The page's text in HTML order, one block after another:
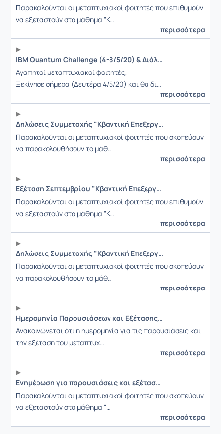
Παρακαλούνται οι μεταπτυχιακοί φοιτητές που επιθυμούν
να εξεταστούν στο μάθημα "Κ…
περισσότερα
IBM Quantum Challenge (4-8/5/20) & Διάλεξη για Κβαντικούς Υπολογιστές (7/5/20)
Αγαπητοί μεταπτυχιακοί φοιτητές,
Ξεκίνησε σήμερα (Δευτέρα 4/5/20) και θα δι…
περισσότερα
Δηλώσεις Συμμετοχής "Κβαντική Επεξεργασία Πληροφορίας"
Παρακαλούνται οι μεταπτυχιακοί φοιτητές που σκοπεύουν
να παρακολουθήσουν το μάθ…
περισσότερα
Εξέταση Σεπτεμβρίου "Κβαντική Επεξεργασία Πληροφορίας"
Παρακαλούνται οι μεταπτυχιακοί φοιτητές που επιθυμούν
να εξεταστούν στο μάθημα "Κ…
περισσότερα
Δηλώσεις Συμμετοχής "Κβαντική Επεξεργασία Πληροφορίας"
Παρακαλούνται οι μεταπτυχιακοί φοιτητές που σκοπεύουν
να παρακολουθήσουν το μάθ…
περισσότερα
Ημερομηνία Παρουσιάσεων και Εξέτασης (5/7/18)
Ανακοινώνεται ότι η ημερομηνία για τις παρουσιάσεις και
την εξέταση του μεταπτυχ…
περισσότερα
Ενημέρωση για παρουσιάσεις και εξέταση Ιουνίου
Παρακαλούνται οι μεταπτυχιακοί φοιτητές που σκοπεύουν
να εξεταστούν στο μάθημα "…
περισσότερα